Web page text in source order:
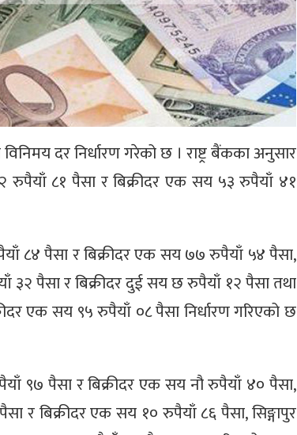
दर निर्धारण गरेको छ । राष्ट्र बैंकका अनुसार
८१ पैसा र बिक्रीदर एक सय ५३ रुपैयाँ ४१
८४ पैसा र बिक्रीदर एक सय ७७ रुपैयाँ ५४ पैसा,
३२ पैसा र बिक्रीदर दुई सय छ रुपैयाँ १२ पैसा तथा
एक सय ९५ रुपैयाँ ०८ पैसा निर्धारण गरिएको छ
९७ पैसा र बिक्रीदर एक सय नौ रुपैयाँ ४० पैसा,
बिक्रीदर एक सय १० रुपैयाँ ८६ पैसा, सिङ्गापुर